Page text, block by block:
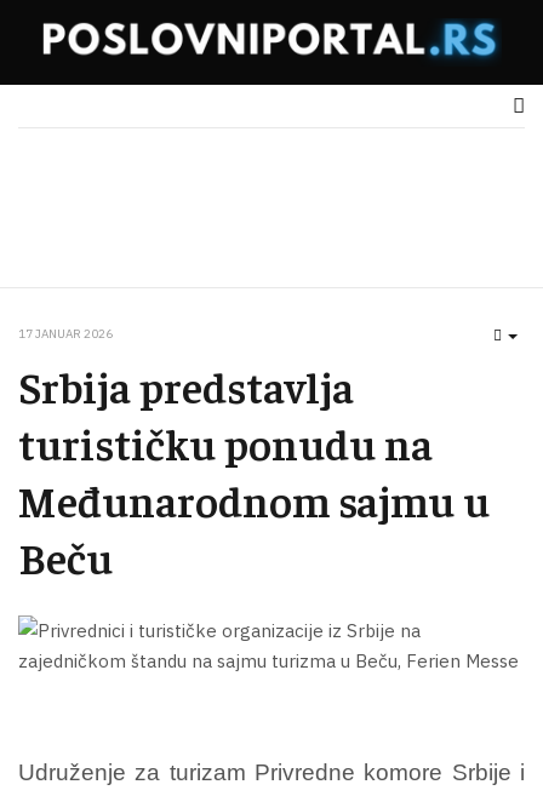
17 JANUAR 2026
Srbija predstavlja
turističku ponudu na
Međunarodnom sajmu u
Beču
Udruženje za turizam Privredne komore Srbije i